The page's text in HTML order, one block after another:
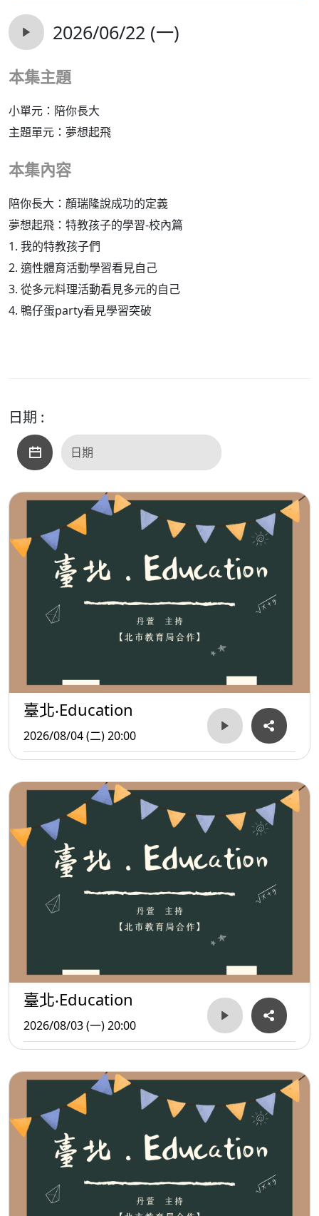
2026/06/22 (一)
本集主題
小單元：陪你長大
主題單元：夢想起飛
本集內容
陪你長大：顏瑞隆說成功的定義
夢想起飛：特教孩子的學習-校內篇
1. 我的特教孩子們
2. 適性體育活動學習看見自己
3. 從多元料理活動看見多元的自己
4. 鴨仔蛋party看見學習突破
日期 :
臺北‧Education
2026/08/04 (二) 20:00
臺北‧Education
2026/08/03 (一) 20:00